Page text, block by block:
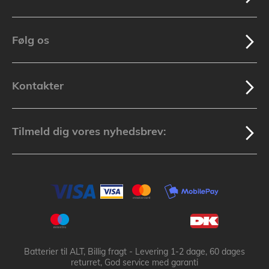
Følg os
Kontakter
Tilmeld dig vores nyhedsbrev:
Batterier til ALT, Billig fragt - Levering 1-2 dage, 60 dages
returret, God service med garanti